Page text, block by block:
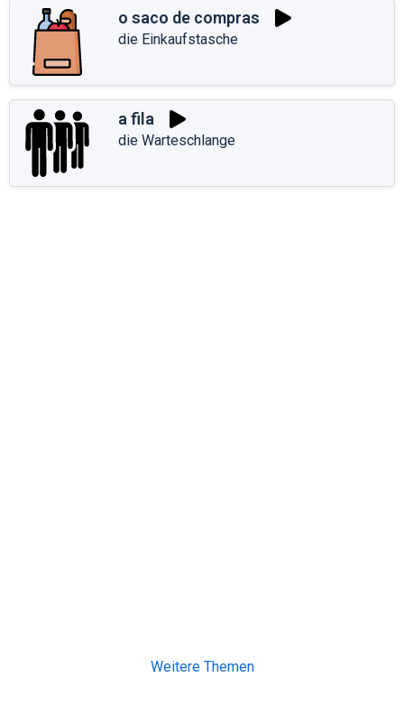
o saco de compras
die Einkaufstasche
a fila
die Warteschlange
Weitere Themen